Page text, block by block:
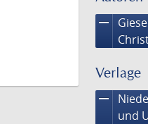
remove
Verlage
remove
und